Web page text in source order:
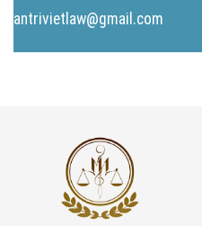
antrivietlaw@gmail.com